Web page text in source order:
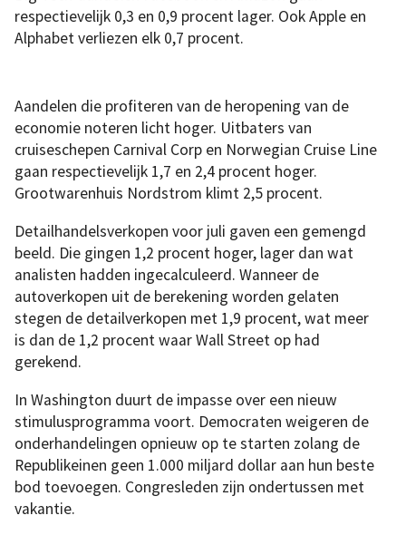
respectievelijk 0,3 en 0,9 procent lager. Ook Apple en
Alphabet verliezen elk 0,7 procent.
Aandelen die profiteren van de heropening van de
economie noteren licht hoger. Uitbaters van
cruiseschepen Carnival Corp en Norwegian Cruise Line
gaan respectievelijk 1,7 en 2,4 procent hoger.
Grootwarenhuis Nordstrom klimt 2,5 procent.
Detailhandelsverkopen voor juli gaven een gemengd
beeld. Die gingen 1,2 procent hoger, lager dan wat
analisten hadden ingecalculeerd. Wanneer de
autoverkopen uit de berekening worden gelaten
stegen de detailverkopen met 1,9 procent, wat meer
is dan de 1,2 procent waar Wall Street op had
gerekend.
In Washington duurt de impasse over een nieuw
stimulusprogramma voort. Democraten weigeren de
onderhandelingen opnieuw op te starten zolang de
Republikeinen geen 1.000 miljard dollar aan hun beste
bod toevoegen. Congresleden zijn ondertussen met
vakantie.